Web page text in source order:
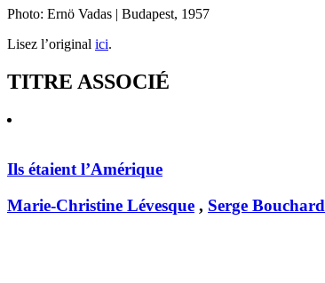
Photo: Ernö Vadas | Budapest, 1957
Lisez l’original ici.
TITRE ASSOCIÉ
Ils étaient l’Amérique
Marie-Christine Lévesque , Serge Bouchard